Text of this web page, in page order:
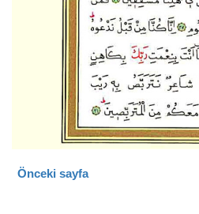
Önceki sayfa